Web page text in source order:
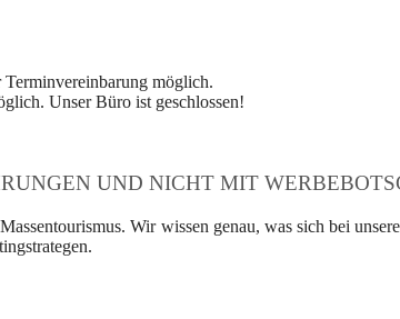
möglich.
Unser Büro ist geschlossen!
UND NICHT MIT
Wir wissen genau, was sich bei